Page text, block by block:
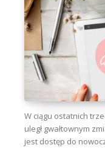
W ciągu ostatnich
uległ gwałtownym
jest dostęp do